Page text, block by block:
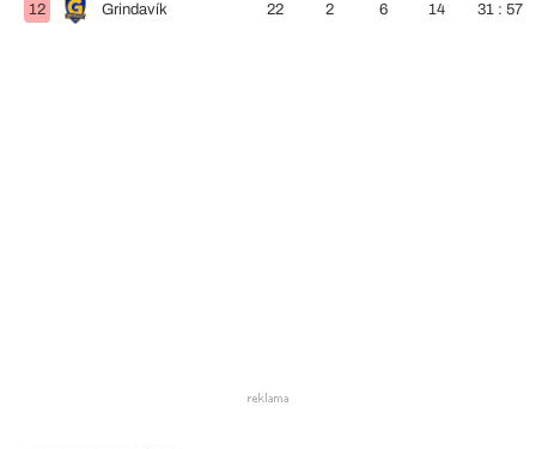
12 Grindavík 22 2 6 14 31 : 57